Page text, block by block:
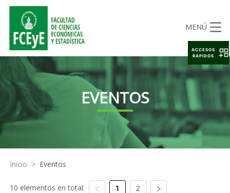
MENÚ
EVENTOS
Inicio > Eventos
10 elementos en total: 1 2
ACCESOS
RAPIDOS